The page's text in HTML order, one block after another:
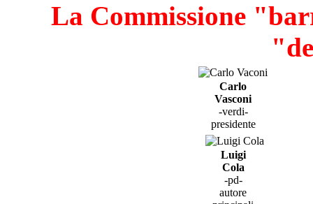
La Commissione
Carlo
Vasconi
-verdi-
presidente
Luigi
Cola
-pd-
autore